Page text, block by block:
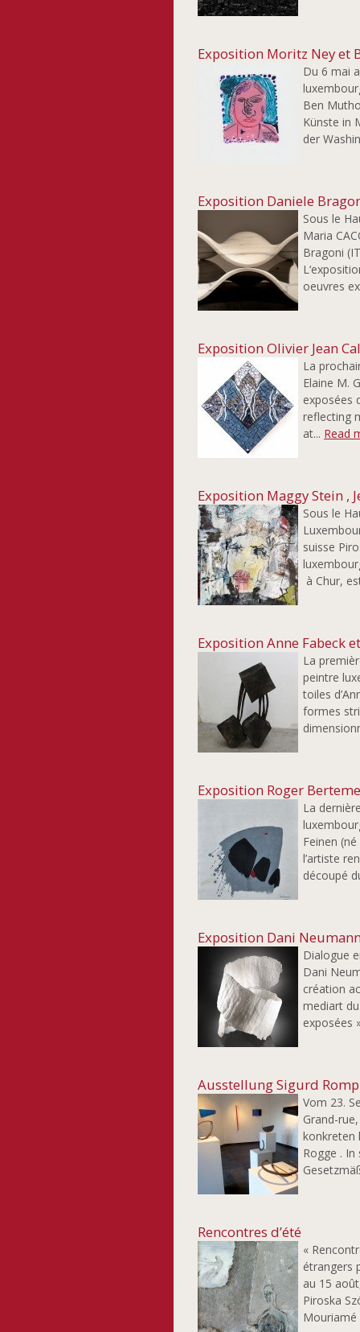
Exposition Moritz Ney et
Du 6 mai
Ben
Künste in
der
Exposition Daniele
Sous le
Maria
Bragoni
oeuvres
Exposition Olivier Jean
La
Elaine M.
exposées
reflecting
at... Read
Exposition Maggy Stein ,
Sous le
suisse
à Chur,
Exposition Anne Fabeck
La
peintre
toiles
formes
Exposition Roger
La
Feinen
l’artiste
découpé
Exposition Dani
Dialogue
Dani
création
mediart
exposées
Ausstellung Sigurd
Vom 23.
Grand-
konkreten
Rogge .
Rencontres d’été
«
étrangers
au 15
Piroska
Mouriamé